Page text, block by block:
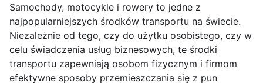
Samochody, motocykle i rowery to jedne z
najpopularniejszych środków transportu na świecie.
Niezależnie od tego, czy do użytku osobistego, czy w
celu świadczenia usług biznesowych, te środki
transportu zapewniają osobom fizycznym i firmom
efektywne sposoby przemieszczania się z pun